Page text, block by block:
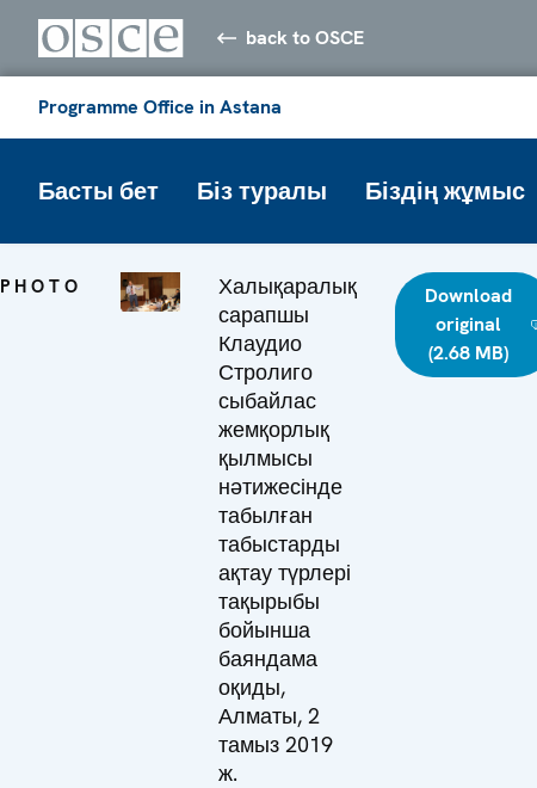
back to OSCE
Programme Office in Astana
Басты бет Біз туралы Біздің жұмыс
PHOTO
Халықаралық
сарапшы
Клаудио
Стролиго
сыбайлас
жемқорлық
қылмысы
нәтижесінде
табылған
табыстарды
ақтау түрлері
тақырыбы
бойынша
баяндама
оқиды,
Алматы, 2
тамыз 2019
ж.
Download
original
(2.68 MB)